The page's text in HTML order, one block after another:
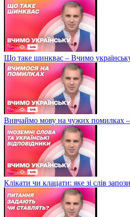
Що таке шинквас – Вчимо
Вивчаймо мову на чужих помилках
Клікати чи клацати: яке зі слів